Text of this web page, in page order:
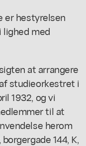
er hestyrelsen
med
at arrangere
studieorkestret i
1932, og vi
til at
herom
144, K,